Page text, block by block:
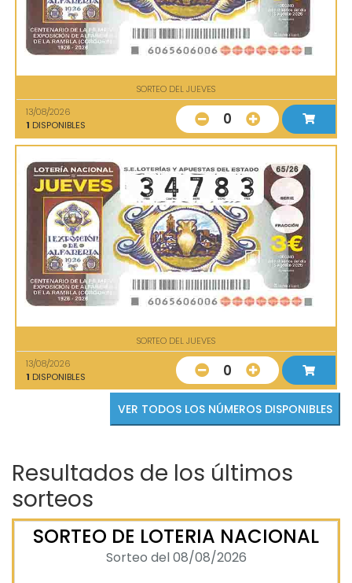
SORTEO DEL JUEVES
13/08/2026
1 DISPONIBLES 0
SORTEO DEL JUEVES
13/08/2026
1 DISPONIBLES 0
VER TODOS LOS NÚMEROS DISPONIBLES
Resultados de los últimos
sorteos
SORTEO DE LOTERIA NACIONAL
Sorteo del 08/08/2026